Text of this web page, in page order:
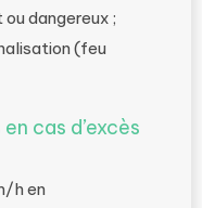
dangereux ;
(feu
cas d’excès
h en